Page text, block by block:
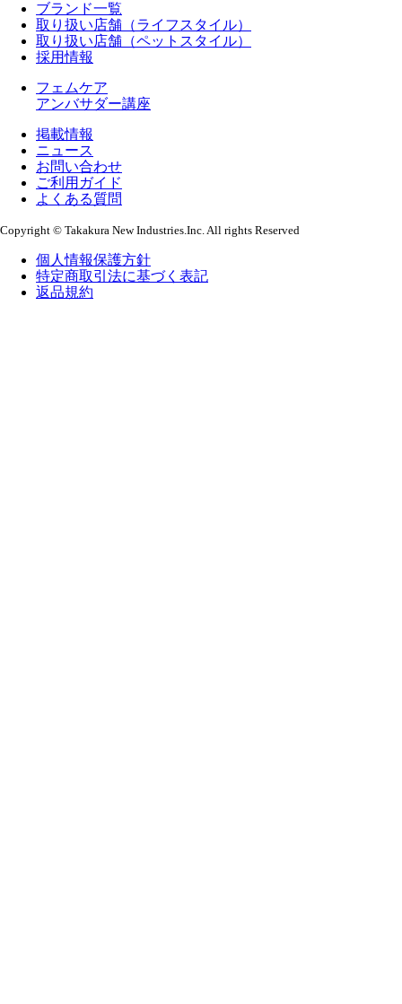
ブランド一覧
取り扱い店舗（ライフスタイル）
取り扱い店舗（ペットスタイル）
採用情報
フェムケア
アンバサダー講座
掲載情報
ニュース
お問い合わせ
ご利用ガイド
よくある質問
Copyright © Takakura New Industries.Inc. All rights Reserved
個人情報保護方針
特定商取引法に基づく表記
返品規約